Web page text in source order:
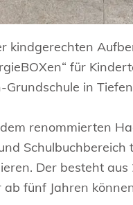
kindgerechten
für
in
renommierten
Schulbuchbereich
Der besteht
fünf Jahren